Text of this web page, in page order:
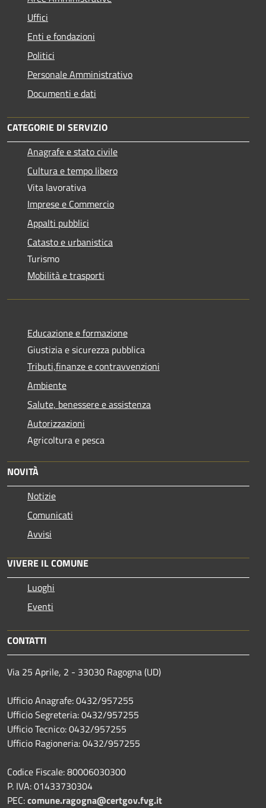
Uffici
Enti e fondazioni
Politici
Personale Amministrativo
Documenti e dati
CATEGORIE DI SERVIZIO
Anagrafe e stato civile
Cultura e tempo libero
Vita lavorativa
Imprese e Commercio
Appalti pubblici
Catasto e urbanistica
Turismo
Mobilità e trasporti
Educazione e formazione
Giustizia e sicurezza pubblica
Tributi,finanze e contravvenzioni
Ambiente
Salute, benessere e assistenza
Autorizzazioni
Agricoltura e pesca
NOVITÀ
Notizie
Comunicati
Avvisi
VIVERE IL COMUNE
Luoghi
Eventi
CONTATTI
Via 25 Aprile, 2 - 33030 Ragogna (UD)
Ufficio Anagrafe: 0432/957255
Ufficio Segreteria: 0432/957255
Ufficio Tecnico: 0432/957255
Ufficio Ragioneria: 0432/957255
Codice Fiscale: 80006030300
P. IVA: 01433730304
PEC:comune.ragogna@certgov.fvg.it